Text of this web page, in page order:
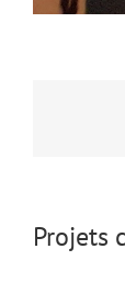
Projets